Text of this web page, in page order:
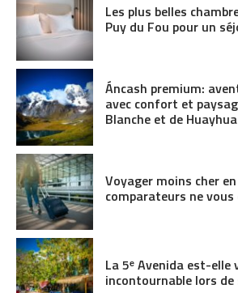
Les plus belles
Puy du Fou pour un
Áncash premium:
avec confort et
Blanche et de
Voyager moins cher
comparateurs ne
La 5ᵉ Avenida est-elle
incontournable lors de